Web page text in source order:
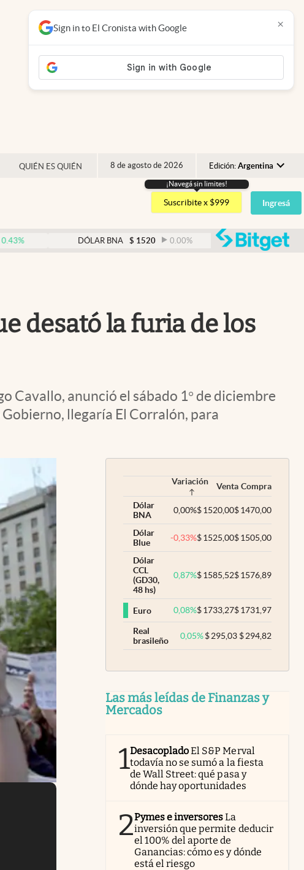
QUIÉN ES QUIÉN 8 de agosto de 2026 Edición: Argentina
Argentina
España
USA
¡Navegá sin limites!
Suscribite x $999 Ingresá
DÓLAR BNA $ 1520 0.00% DÓLAR BLUE $ 1525
Sign in to El Cronista with Google ×
desató la furia de los
Cavallo, anunció el sábado 1° de diciembre
llegaría El Corralón, para
Variación Venta Compra
Dólar
BNA
0,00%$1520,00$1470,00
Dólar
Blue
-0,33%$1525,00$1505,00
Dólar
CCL
(GD30,
48 hs)
0,87%$1585,52$1576,89
Euro 0,08%$1733,27$1731,97
Real
brasileño
0,05% $295,03 $294,82
Las más leídas de Finanzas y
Mercados
1DesacopladoEl S&P Merval
todavía no se sumó a la fiesta
de Wall Street: qué pasa y
dónde hay oportunidades
2Pymes e inversoresLa
inversión que permite deducir
el 100% del aporte de
Ganancias: cómo es y dónde
está el riesgo